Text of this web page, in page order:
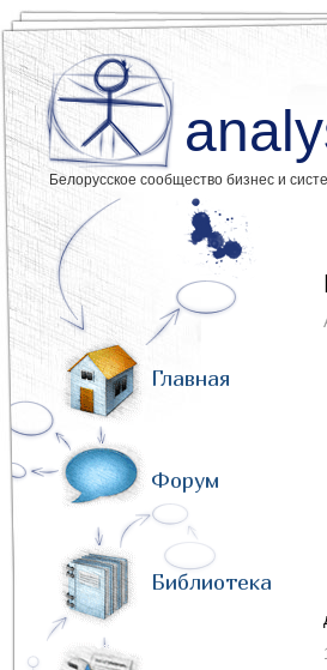
Белорусское сообщество бизнес и
Главная
Форум
Библиотека